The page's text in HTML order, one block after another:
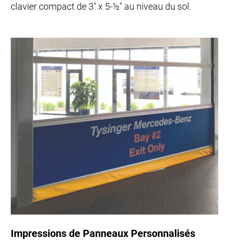
clavier compact de 3" x 5-½" au niveau du sol.
Impressions de Panneaux Personnalisés